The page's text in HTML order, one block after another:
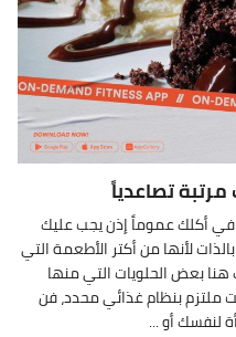
مرتبة تصاعدياً
في أكلك عموماً إذن يجب عليك
لأنها من أكتر الأطعمة التي
بعض الحلويات التي منها
ملتزم بنظام غذائي محدد، فن
لنفسك أو ...